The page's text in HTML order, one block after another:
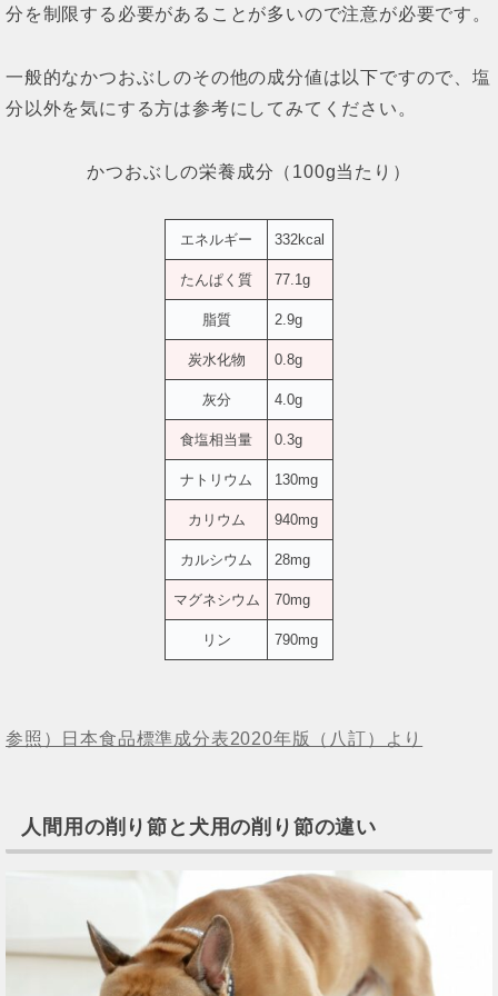
分を制限する必要があることが多いので注意が必要です。
一般的なかつおぶしのその他の成分値は以下ですので、塩
分以外を気にする方は参考にしてみてください。
かつおぶしの栄養成分（100g当たり）
エネルギー 332kcal
たんぱく質 77.1g
脂質 2.9g
炭水化物 0.8g
灰分 4.0g
食塩相当量 0.3g
ナトリウム 130mg
カリウム 940mg
カルシウム 28mg
マグネシウム 70mg
リン 790mg
参照）日本食品標準成分表2020年版（八訂）より
人間用の削り節と犬用の削り節の違い